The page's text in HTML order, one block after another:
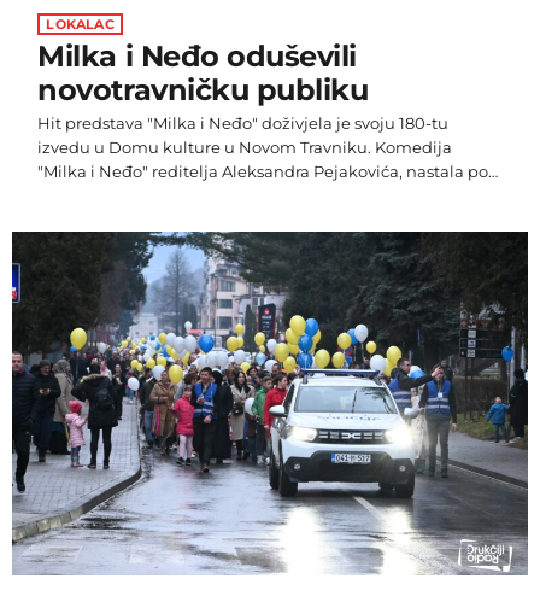
LOKALAC
Milka i Neđo oduševili
novotravničku publiku
Hit predstava "Milka i Neđo" doživjela je svoju 180-tu
izvedu u Domu kulture u Novom Travniku. Komedija
"Milka i Neđo" reditelja Aleksandra Pejakovića, nastala po
projektu tih akademskih glumaca, nastalom u produkciji
Banjalučkog studentskog pozorišta. Popularni televizijski
bračni par našao se pred novim izazovima, jer je Neđo
dobio na lutriji i odlučili su […]